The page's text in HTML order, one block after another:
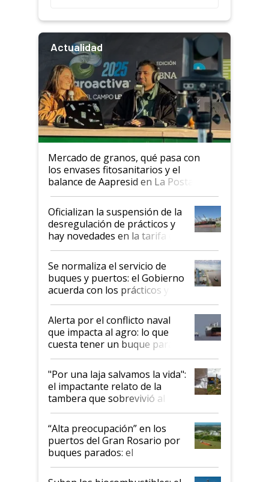
Actualidad
Mercado de granos, qué pasa con
los envases fitosanitarios y el
balance de Aapresid en La Posta
Oficializan la suspensión de la
desregulación de prácticos y
hay novedades en la tarifa de
la hidrovía
Se normaliza el servicio de
buques y puertos: el Gobierno
acuerda con los prácticos y
suspende el decreto de
desregulación
Alerta por el conflicto naval
que impacta al agro: lo que
cuesta tener un buque parado
y el peligro de que Argentina
pase a ser "país sucio"
"Por una laja salvamos la vida":
el impactante relato de la
tambera que sobrevivió al
tornado
“Alta preocupación” en los
puertos del Gran Rosario por
buques parados: el
funcionamiento de las
exportadoras en tensión tras